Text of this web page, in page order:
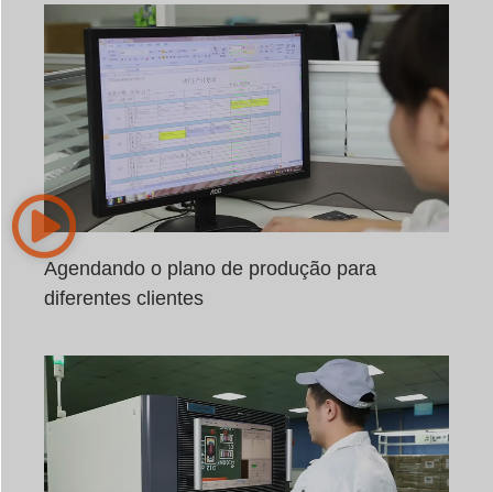
Agendando o plano de produção para
diferentes clientes